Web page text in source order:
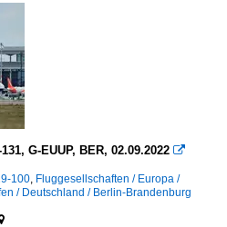
G-EUUP, BER, 02.09.2022 
100, Fluggesellschaften / Europa /
/ Deutschland / Berlin-Brandenburg